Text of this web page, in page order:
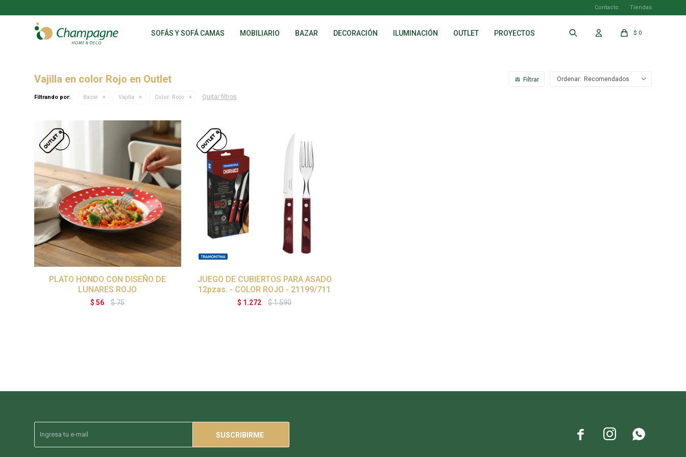
SOFÁS Y SOFÁ CAMAS MOBILIARIO BAZAR DECORACIÓN ILUMINACIÓN OUTLET PROYECTOS $ 0
Contacto Tiendas
Vajilla en color Rojo en Outlet Recomendados
Filtrando por: Bazar Vajilla Color: Rojo Quitar filtros
PLATO HONDO CON DISEÑO DE
LUNARES ROJO
$ 56 $75
JUEGO DE CUBIERTOS PARA ASADO
12pzas. - COLOR ROJO - 21199/711
$ 1.272 $1.590
SUSCRIBIRME   